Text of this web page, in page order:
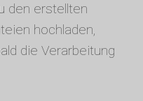
den erstellten
hochladen,
die Verarbeitung